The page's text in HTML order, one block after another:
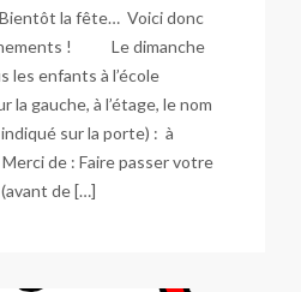
la fête… Voici donc
! Le dimanche
les enfants à l’école
la gauche, à l’étage, le nom
sur la porte) : à
de : Faire passer votre
de […]